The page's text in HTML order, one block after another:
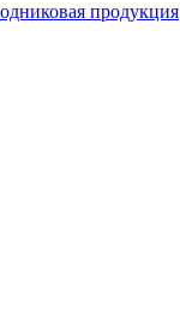
продукция